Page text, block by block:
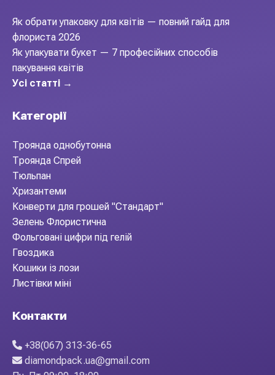
Як обрати упаковку для квітів — повний гайд для
флориста 2026
Як упакувати букет — 7 професійних способів
пакування квітів
Усі статті →
Категорії
Троянда однобутонна
Троянда Спрей
Тюльпан
Хризантеми
Конверти для грошей "Стандарт"
Зелень Флористична
Фольговані цифри під гелій
Гвоздика
Кошики із лози
Листівки міні
Контакти
+38(067) 313-36-65
diamondpack.ua@gmail.com